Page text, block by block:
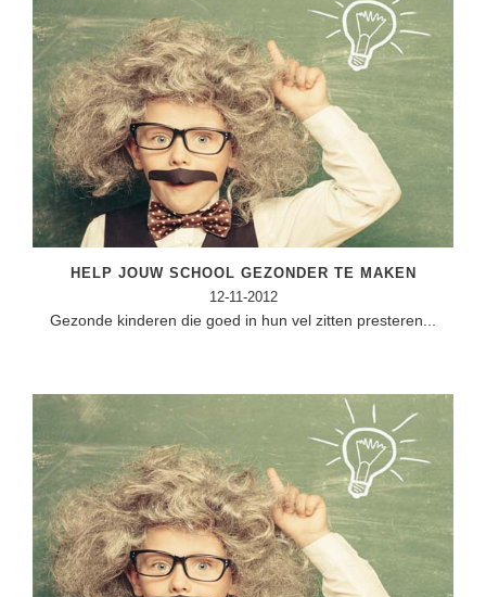
HELP JOUW SCHOOL GEZONDER TE MAKEN
12-11-2012
Gezonde kinderen die goed in hun vel zitten presteren...